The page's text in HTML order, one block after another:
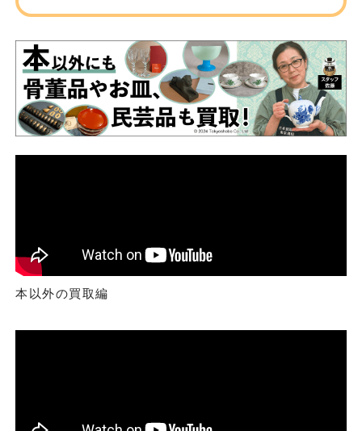
本以外の買取編